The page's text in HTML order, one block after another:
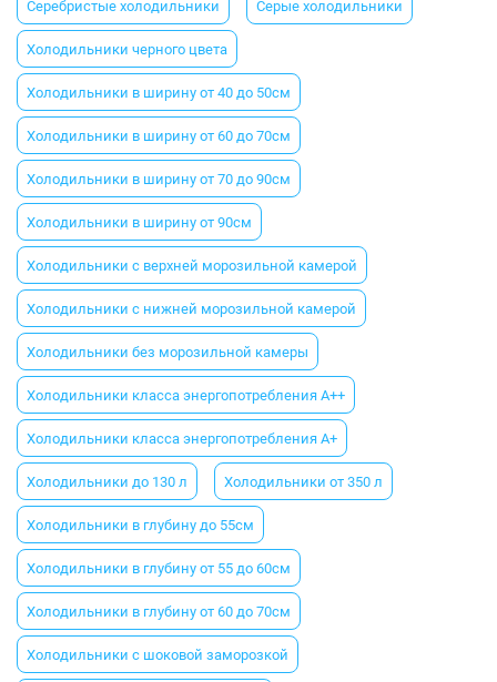
Серебристые холодильники Серые холодильники
Холодильники черного цвета
Холодильники в ширину от 40 до 50см
Холодильники в ширину от 60 до 70см
Холодильники в ширину от 70 до 90см
Холодильники в ширину от 90см
Холодильники с верхней морозильной камерой
Холодильники с нижней морозильной камерой
Холодильники без морозильной камеры
Холодильники класса энергопотребления A++
Холодильники класса энергопотребления A+
Холодильники до 130 л Холодильники от 350 л
Холодильники в глубину до 55см
Холодильники в глубину от 55 до 60см
Холодильники в глубину от 60 до 70см
Холодильники с шоковой заморозкой